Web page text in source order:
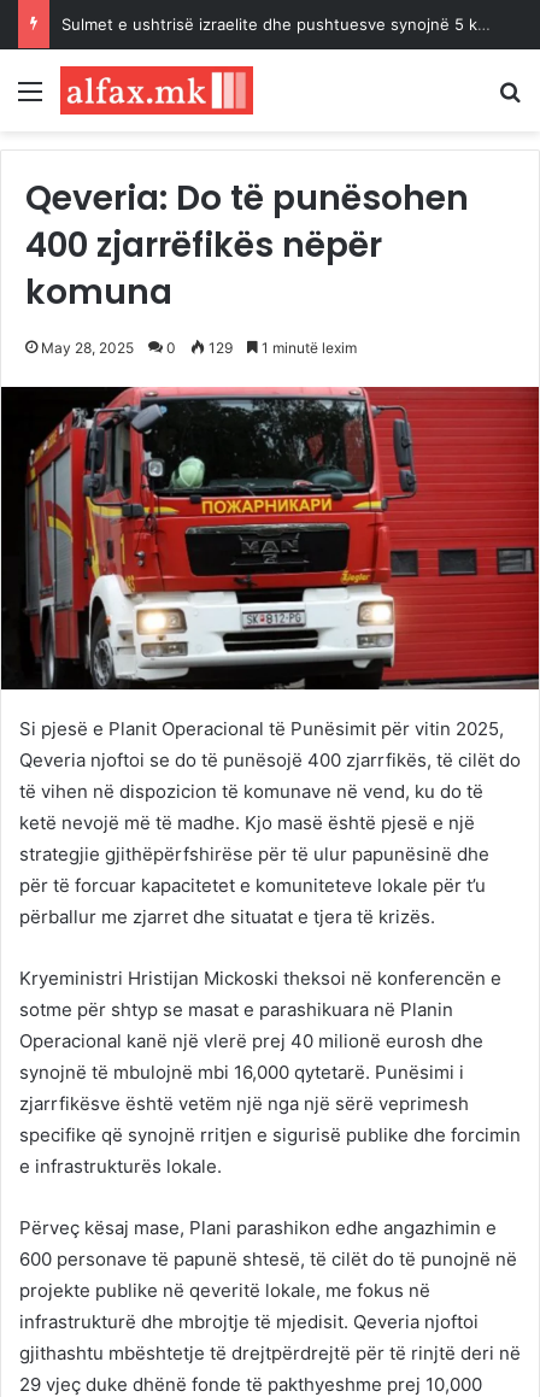
Sulmet e ushtrisë izraelite dhe pushtuesve synojnë 5 komunitete palestineze në Bregun Perëndimor të pushtuar
Menu
Qeveria: Do të punësohen
400 zjarrëfikës nëpër
komuna
May 28, 2025 0 129 1 minutë lexim
Si pjesë e Planit Operacional të Punësimit për vitin 2025,
Qeveria njoftoi se do të punësojë 400 zjarrfikës, të cilët do
të vihen në dispozicion të komunave në vend, ku do të
ketë nevojë më të madhe. Kjo masë është pjesë e një
strategjie gjithëpërfshirëse për të ulur papunësinë dhe
për të forcuar kapacitetet e komuniteteve lokale për t’u
përballur me zjarret dhe situatat e tjera të krizës.
Kryeministri Hristijan Mickoski theksoi në konferencën e
sotme për shtyp se masat e parashikuara në Planin
Operacional kanë një vlerë prej 40 milionë eurosh dhe
synojnë të mbulojnë mbi 16,000 qytetarë. Punësimi i
zjarrfikësve është vetëm një nga një sërë veprimesh
specifike që synojnë rritjen e sigurisë publike dhe forcimin
e infrastrukturës lokale.
Përveç kësaj mase, Plani parashikon edhe angazhimin e
600 personave të papunë shtesë, të cilët do të punojnë në
projekte publike në qeveritë lokale, me fokus në
infrastrukturë dhe mbrojtje të mjedisit. Qeveria njoftoi
gjithashtu mbështetje të drejtpërdrejtë për të rinjtë deri në
29 vjeç duke dhënë fonde të pakthyeshme prej 10,000